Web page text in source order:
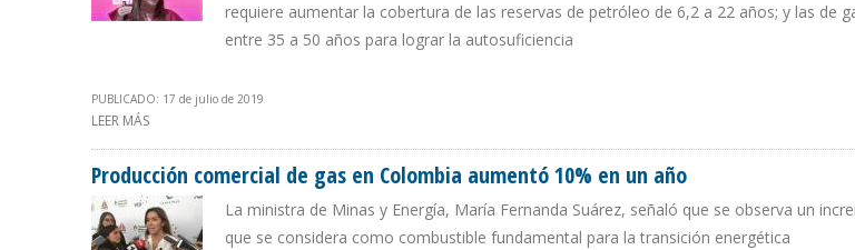
requiere aumentar la cobertura de las reservas de petróleo de 6,2 a 22 años; y las de
entre 35 a 50 años para lograr la autosuficiencia
PUBLICADO: 17 de julio de 2019
LEER MÁS
Producción comercial de gas en Colombia aumentó 10% en un año
La ministra de Minas y Energía, María Fernanda Suárez, señaló que se observa un
que se considera como combustible fundamental para la transición energética